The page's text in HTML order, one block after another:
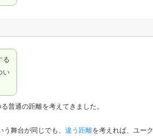
る
い
普通の距離を考えてきました。
う舞台が同じでも、 違う距離を考えれば、ユーク